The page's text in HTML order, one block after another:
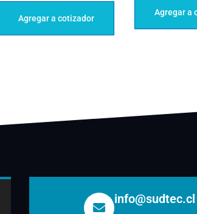
Agregar a cotizador
Agregar a
info@sudtec.cl